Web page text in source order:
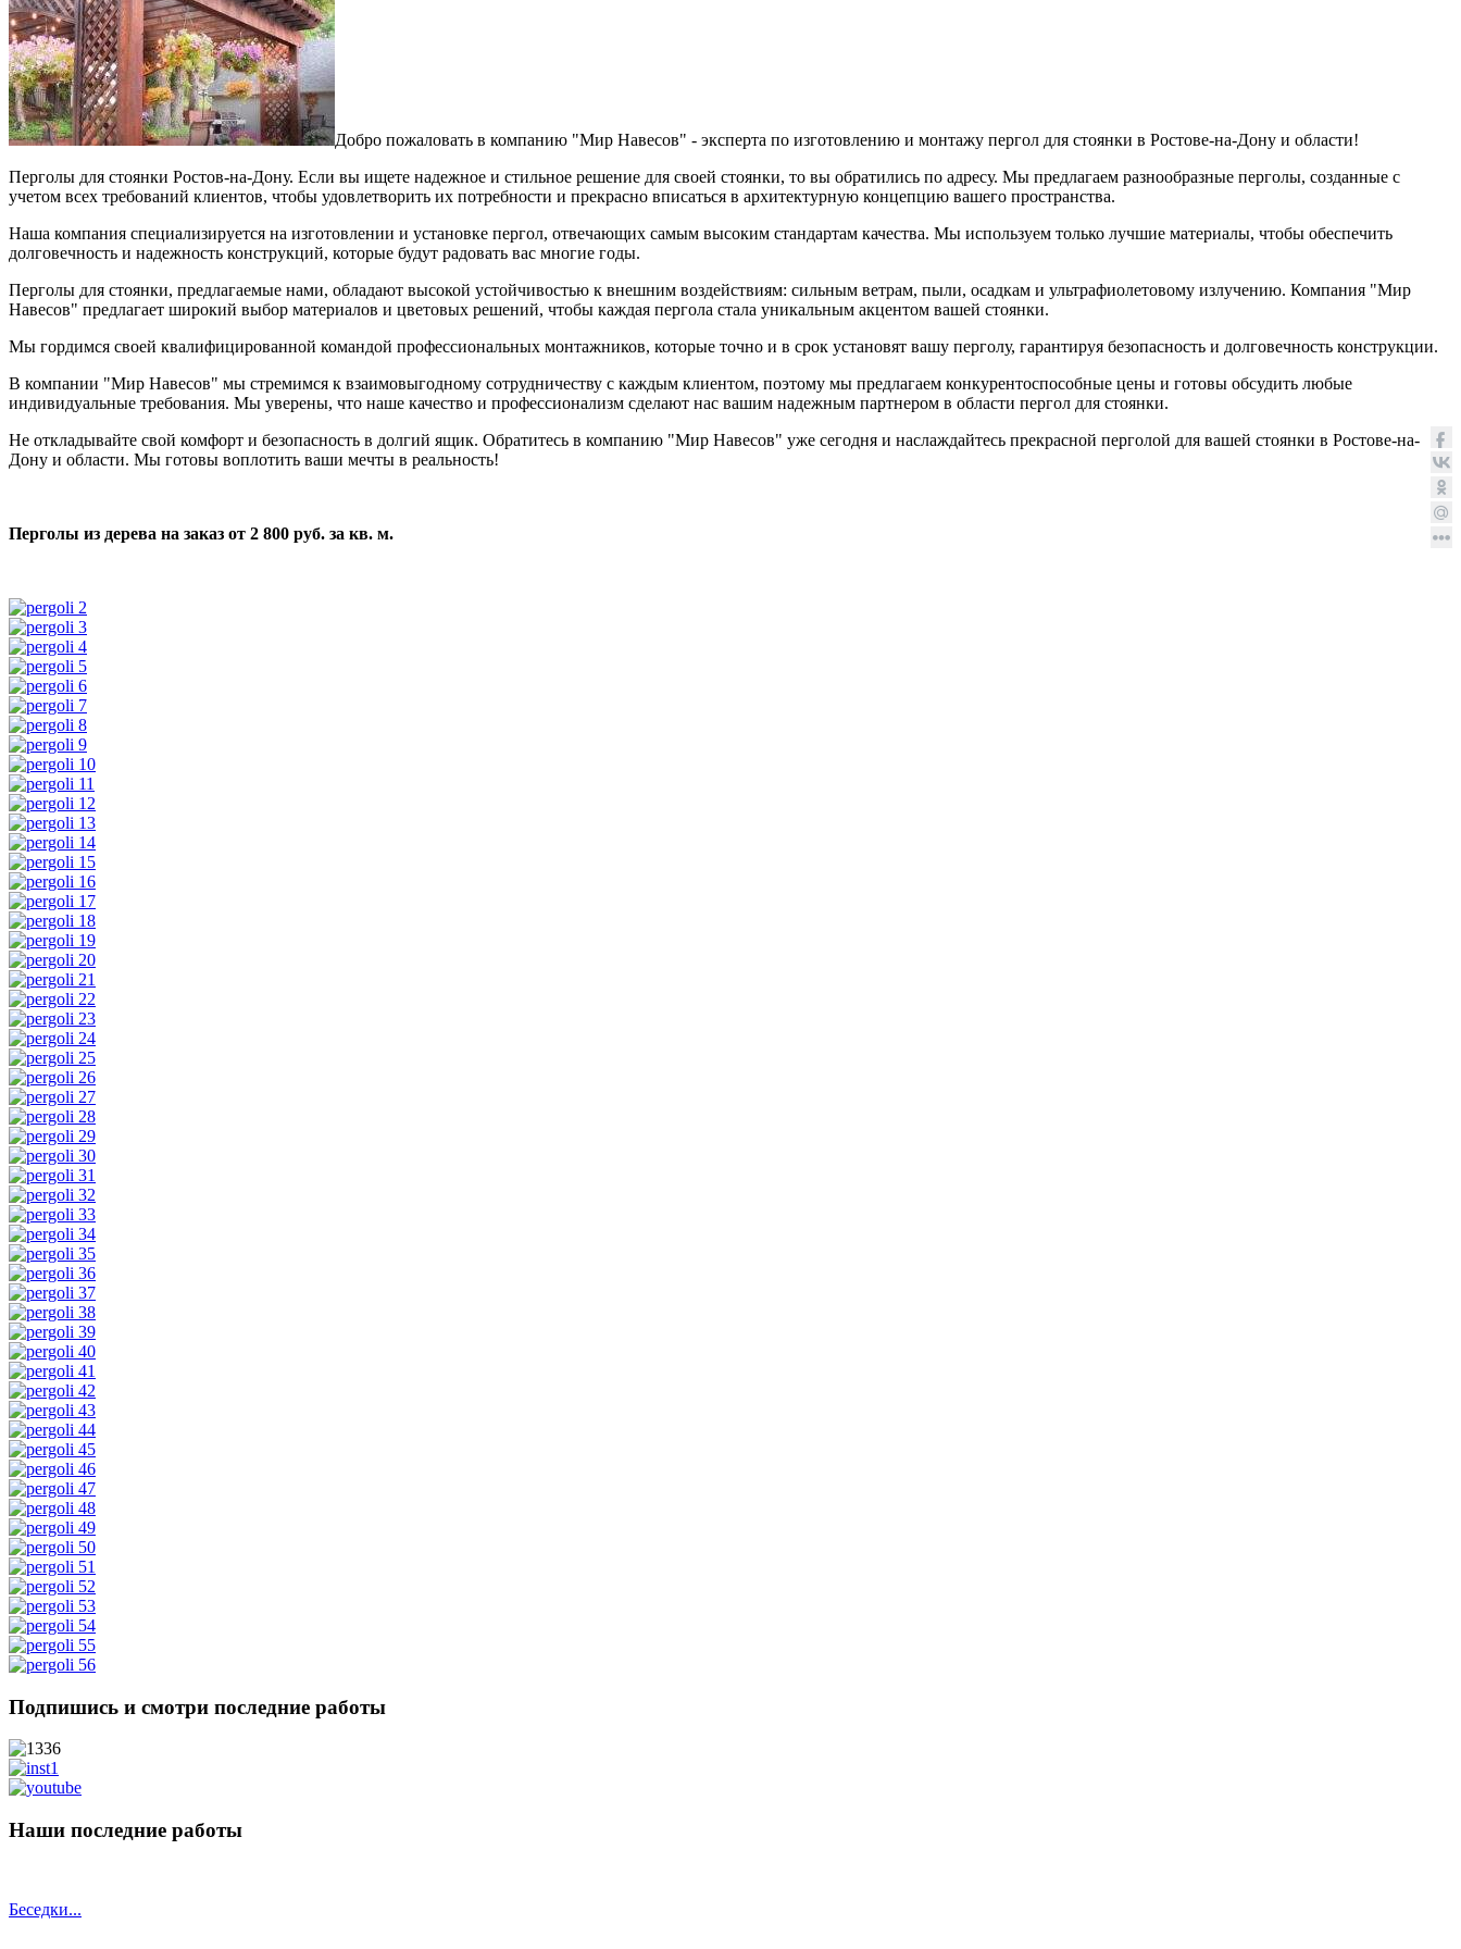
Добро пожаловать в компанию "Мир Навесов" - эксперта по изготовлению и монтажу пергол для стоянки в Ростове-на-Дону и области!
Перголы для стоянки Ростов-на-Дону. Если вы ищете надежное и стильное решение для своей стоянки, то вы обратились по адресу. Мы предлагаем разнообразные перголы, созданные с
учетом всех требований клиентов, чтобы удовлетворить их потребности и прекрасно вписаться в архитектурную концепцию вашего пространства.
Наша компания специализируется на изготовлении и установке пергол, отвечающих самым высоким стандартам качества. Мы используем только лучшие материалы, чтобы обеспечить
долговечность и надежность конструкций, которые будут радовать вас многие годы.
Перголы для стоянки, предлагаемые нами, обладают высокой устойчивостью к внешним воздействиям: сильным ветрам, пыли, осадкам и ультрафиолетовому излучению. Компания "Мир
Навесов" предлагает широкий выбор материалов и цветовых решений, чтобы каждая пергола стала уникальным акцентом вашей стоянки.
Мы гордимся своей квалифицированной командой профессиональных монтажников, которые точно и в срок установят вашу перголу, гарантируя безопасность и долговечность конструкции.
В компании "Мир Навесов" мы стремимся к взаимовыгодному сотрудничеству с каждым клиентом, поэтому мы предлагаем конкурентоспособные цены и готовы обсудить любые
индивидуальные требования. Мы уверены, что наше качество и профессионализм сделают нас вашим надежным партнером в области пергол для стоянки.
Не откладывайте свой комфорт и безопасность в долгий ящик. Обратитесь в компанию "Мир Навесов" уже сегодня и наслаждайтесь прекрасной перголой для вашей стоянки в Ростове-на-
Дону и области. Мы готовы воплотить ваши мечты в реальность!
Перголы из дерева на заказ от 2 800 руб. за кв. м.
Подпишись и смотри последние работы
Наши последние работы
Беседки...